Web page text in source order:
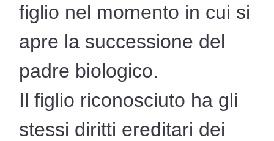
figlio nel momento in cui si
apre la successione del
padre biologico.
Il figlio riconosciuto ha gli
stessi diritti ereditari dei